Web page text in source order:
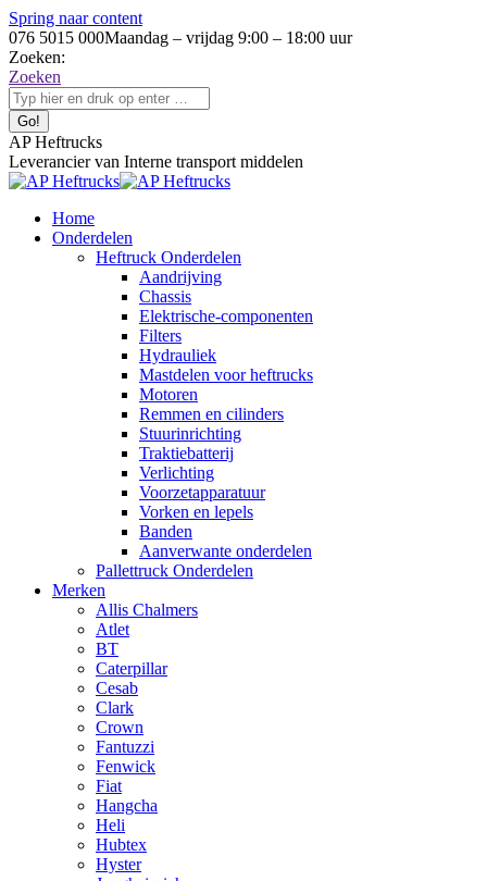
Spring naar content
076 5015 000Maandag – vrijdag 9:00 – 18:00 uur
Zoeken:
Zoeken
AP Heftrucks
Leverancier van Interne transport middelen
Home
Onderdelen
Heftruck Onderdelen
Aandrijving
Chassis
Elektrische-componenten
Filters
Hydrauliek
Mastdelen voor heftrucks
Motoren
Remmen en cilinders
Stuurinrichting
Traktiebatterij
Verlichting
Voorzetapparatuur
Vorken en lepels
Banden
Aanverwante onderdelen
Pallettruck Onderdelen
Merken
Allis Chalmers
Atlet
BT
Caterpillar
Cesab
Clark
Crown
Fantuzzi
Fenwick
Fiat
Hangcha
Heli
Hubtex
Hyster